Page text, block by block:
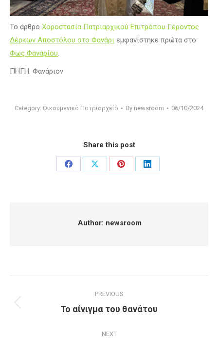
Το άρθρο Χοροστασία Πατριαρχικού Επιτρόπου Γέροντος
Δέρκων Αποστόλου στο Φανάρι εμφανίστηκε πρώτα στο
Φως Φαναρίου.
ΠΗΓΗ: Φανάριον
Category: Οικουμενικό Πατριαρχείο By newsroom 06/10/2024
Share this post
Share
Share
Share
Share
Author: newsroom
navigation
PREVIOUS
Previous
Το αίνιγμα του θανάτου
NEXT